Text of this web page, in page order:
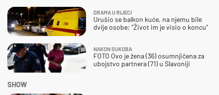
DRAMA U RIJECI
Urušio se balkon kuće, na njemu bile
dvije osobe: "Život im je visio o koncu"
NAKON SUKOBA
FOTO Ovo je žena (36) osumnjičena za
ubojstvo partnera (71) u Slavoniji
SHOW